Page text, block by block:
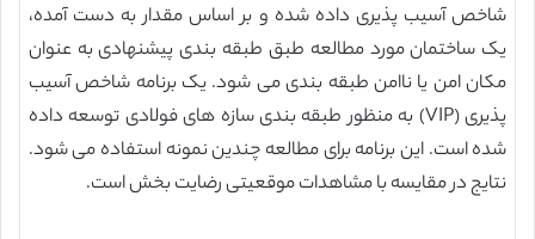
شاخص آسیب پذیری داده شده و بر اساس مقدار به دست آمده،
یک ساختمان مورد مطالعه طبق طبقه بندی پیشنهادی به عنوان
مکان امن یا ناامن طبقه بندی می شود. یک برنامه شاخص آسیب
پذیری (VIP) به منظور طبقه بندی سازه های فولادی توسعه داده
شده است. این برنامه برای مطالعه چندین نمونه استفاده می شود.
نتایج در مقایسه با مشاهدات موقعیتی رضایت بخش است.